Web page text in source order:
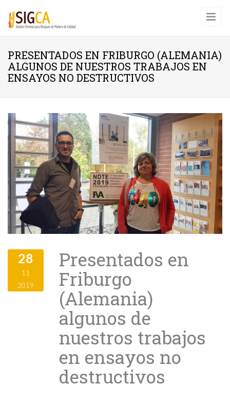
PRESENTADOS EN FRIBURGO (ALEMANIA)
ALGUNOS DE NUESTROS TRABAJOS EN
ENSAYOS NO DESTRUCTIVOS
28
11
2019
Presentados en
Friburgo
(Alemania)
algunos de
nuestros trabajos
en ensayos no
destructivos